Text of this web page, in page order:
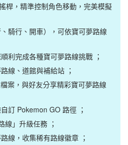
桿，精準控制角色移動，完美模擬
騎行、開車），可依寶可夢路線
利完成各種寶可夢路線挑戰 ；
線、道館與補給站 ；
案，與好友分享精彩寶可夢路線
訂 Pokemon GO 路徑 ；
線」升級任務 ；
線，收集稀有路線徽章 ；